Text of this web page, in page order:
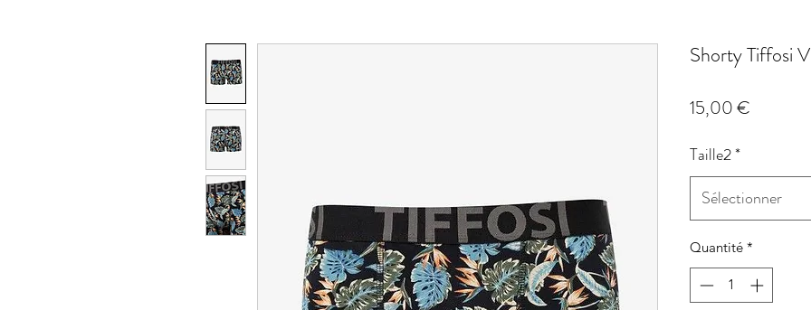
Shorty Tiffosi
15,00 €
Taille2*
Sélectionner
Quantité *